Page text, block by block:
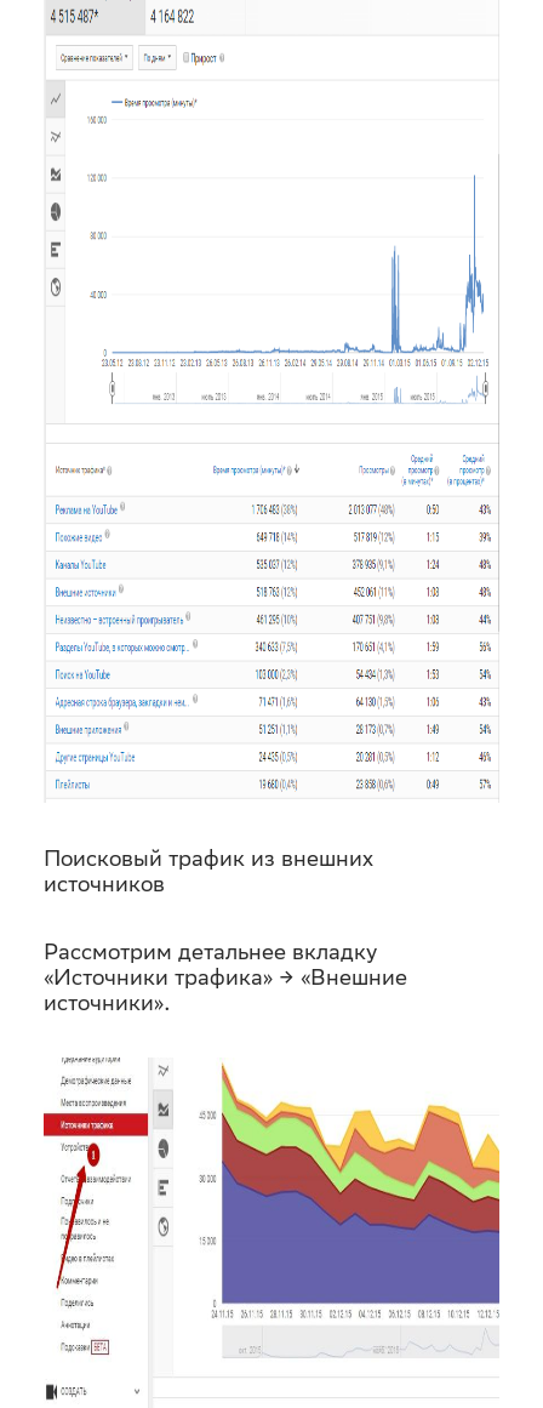
Поисковый трафик из внешних
источников
Рассмотрим детальнее вкладку
«Источники трафика» → «Внешние
источники».